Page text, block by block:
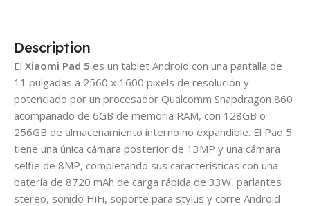
Description
El Xiaomi Pad 5 es un tablet Android con una pantalla de
11 pulgadas a 2560 x 1600 pixels de resolución y
potenciado por un procesador Qualcomm Snapdragon 860
acompañado de 6GB de memoria RAM, con 128GB o
256GB de almacenamiento interno no expandible. El Pad 5
tiene una única cámara posterior de 13MP y una cámara
selfie de 8MP, completando sus características con una
batería de 8720 mAh de carga rápida de 33W, parlantes
stereo, sonido HiFi, soporte para stylus y corre Android